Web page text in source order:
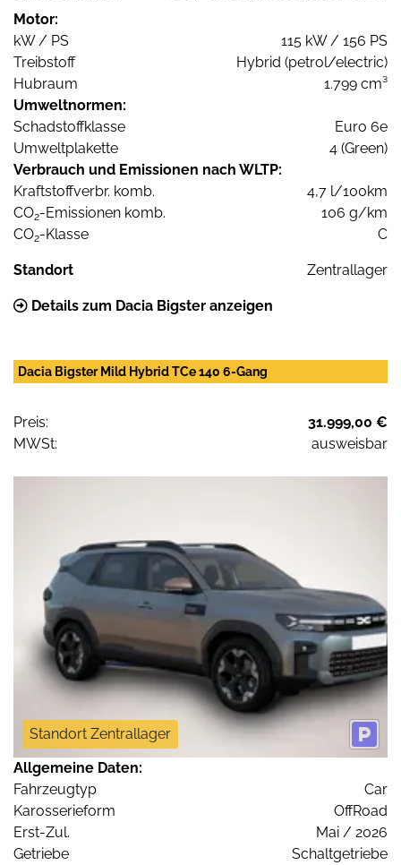
Motor:
kW / PS
115 kW / 156 PS
Treibstoff
Hybrid (petrol/electric)
Hubraum
1.799 cm³
Umweltnormen:
Schadstoffklasse
Euro 6e
Umweltplakette
4 (Green)
Verbrauch und Emissionen nach WLTP:
Kraftstoffverbr. komb.
4,7 l/100km
CO2-Emissionen komb.
106 g/km
CO2-Klasse C
Standort Zentrallager
Details zum Dacia Bigster anzeigen
Dacia Bigster Mild Hybrid TCe 140 6-Gang
Preis:
31.999,00 €
MWSt:
ausweisbar
Standort Zentrallager
Allgemeine Daten:
Fahrzeugtyp
Car
Karosserieform
OffRoad
Erst-Zul.
Mai / 2026
Getriebe
Schaltgetriebe